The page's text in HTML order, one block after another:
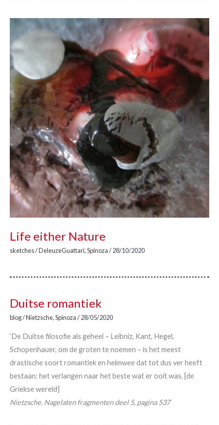
Life either Nature
sketches/DeleuzeGuattari,Spinoza/28/10/2020
Duitse romantiek
blog/Nietzsche,Spinoza/28/05/2020
‘De Duitse filosofie als geheel – Leibniz, Kant, Hegel,
Schopenhauer, om de groten te noemen – is het meest
drastische soort romantiek en heimwee dat tot dus ver heeft
bestaan: het verlangen naar het beste wat er ooit was. [de
Griekse wereld]
Nietzsche, Nagelaten fragmenten deel 5, pagina 537